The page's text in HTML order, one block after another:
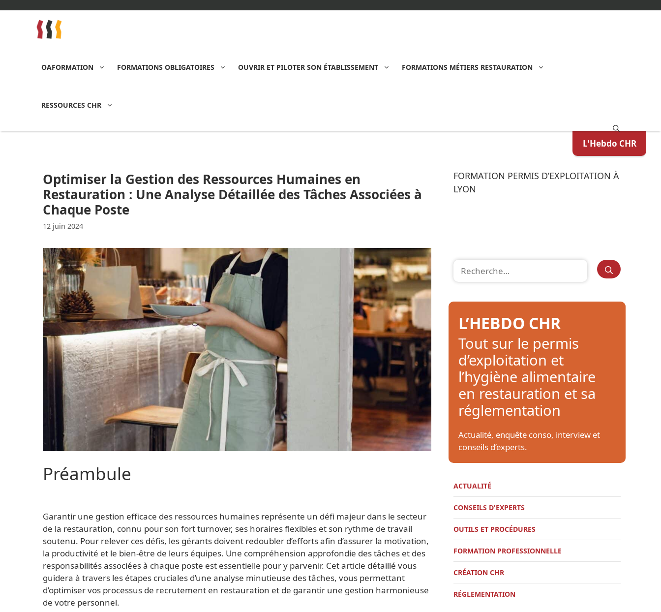
OAFORMATION FORMATIONS OBLIGATOIRES OUVRIR ET PILOTER SON ÉTABLISSEMENT FORMATIONS MÉTIERS RESTAURATION
RESSOURCES CHR
L'Hebdo CHR
Optimiser la Gestion des Ressources Humaines en
Restauration : Une Analyse Détaillée des Tâches Associées à
Chaque Poste
12 juin 2024
Préambule
Garantir une gestion efficace des ressources humaines représente un défi majeur dans le secteur
de la restauration, connu pour son fort turnover, ses horaires flexibles et son rythme de travail
soutenu. Pour relever ces défis, les gérants doivent redoubler d’efforts afin d’assurer la motivation,
la productivité et le bien-être de leurs équipes. Une compréhension approfondie des tâches et des
responsabilités associées à chaque poste est essentielle pour y parvenir. Cet article détaillé vous
guidera à travers les étapes cruciales d’une analyse minutieuse des tâches, vous permettant
d’optimiser vos processus de recrutement en restauration et de garantir une gestion harmonieuse
de votre personnel.
FORMATION PERMIS D’EXPLOITATION À
LYON
L’HEBDO CHR
Tout sur le permis
d’exploitation et
l’hygiène alimentaire
en restauration et sa
réglementation
Actualité, enquête conso, interview et
conseils d’experts.
ACTUALITÉ
CONSEILS D'EXPERTS
OUTILS ET PROCÉDURES
FORMATION PROFESSIONNELLE
CRÉATION CHR
RÉGLEMENTATION